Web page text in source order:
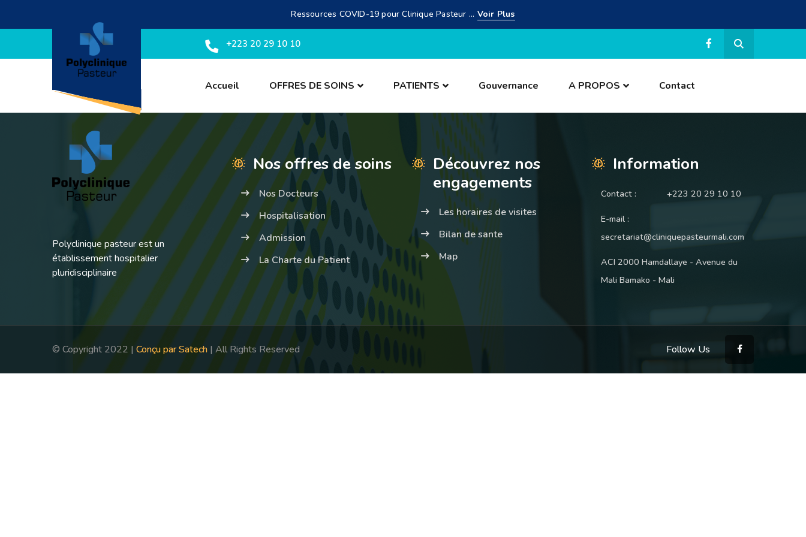
Ressources COVID-19 pour Clinique Pasteur ... Voir Plus
+223 20 29 10 10
Accueil OFFRES DE SOINS PATIENTS Gouvernance A PROPOS Contact
Polyclinique pasteur est un
établissement hospitalier
pluridisciplinaire
Nos offres de soins
Nos Docteurs
Hospitalisation
Admission
La Charte du Patient
Découvrez nos
engagements
Les horaires de visites
Bilan de sante
Map
Information
Contact : +223 20 29 10 10
E-mail :
secretariat@cliniquepasteurmali.com
ACI 2000 Hamdallaye - Avenue du
Mali Bamako - Mali
© Copyright 2022 | Conçu par Satech | All Rights Reserved Follow Us